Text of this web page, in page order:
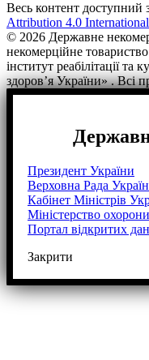
Весь контент доступний
Attribution 4.0
© 2026 Державне
некомерційне
інститут реабілітації та
здоров’я України» . Всі
Президент України
Верховна Рада
Кабінет Міністрів
Міністерство
Портал відкритих
Закрити